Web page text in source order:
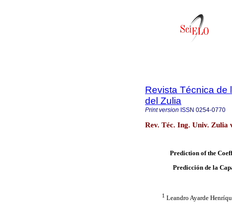
Revista Técnica de
del Zulia
Print version ISSN 0254-0770
Rev. Téc. Ing. Univ. Zulia
Prediction of the
Predicción de la
1 Leandro Ayarde